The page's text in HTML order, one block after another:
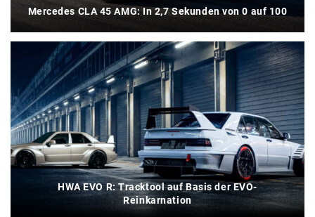
Mercedes CLA 45 AMG: In 2,7 Sekunden von 0 auf 100
HWA EVO R: Tracktool auf Basis der EVO-
Reinkarnation